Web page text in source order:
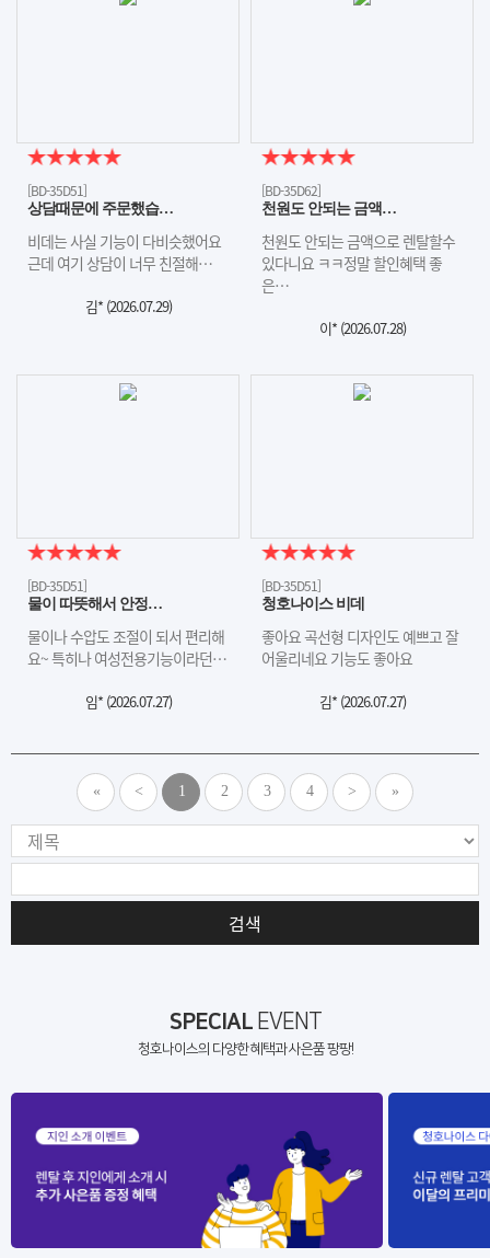
[BD-35D51]
상담때문에 주문했습…
비데는 사실 기능이 다비슷했어요
근데 여기 상담이 너무 친절해…
김* (2026.07.29)
[BD-35D62]
천원도 안되는 금액…
천원도 안되는 금액으로 렌탈할수
있다니요 ㅋㅋ정말 할인혜택 좋
은…
이* (2026.07.28)
[BD-35D51]
물이 따뜻해서 안정…
물이나 수압도 조절이 되서 편리해
요~ 특히나 여성전용기능이라던…
임* (2026.07.27)
[BD-35D51]
청호나이스 비데
좋아요 곡선형 디자인도 예쁘고 잘
어울리네요 기능도 좋아요
김* (2026.07.27)
« < 1 2 3 4 > »
검색
SPECIALEVENT
청호나이스의 다양한 혜택과 사은품 팡팡!